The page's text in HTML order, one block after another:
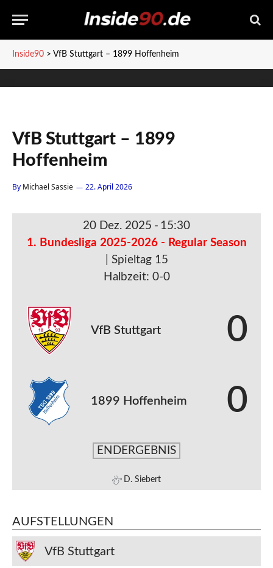
Inside90 > VfB Stuttgart – 1899 Hoffenheim
VfB Stuttgart – 1899
Hoffenheim
By Michael Sassie 22. April 2026
20 Dez. 2025 - 15:30
1. Bundesliga 2025-2026 - Regular Season
| Spieltag 15
Halbzeit: 0-0
VfB Stuttgart 0
1899 Hoffenheim 0
ENDERGEBNIS
D. Siebert
AUFSTELLUNGEN
VfB Stuttgart